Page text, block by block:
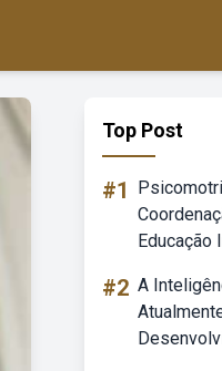
Top Post
#1
Educação
#2 A